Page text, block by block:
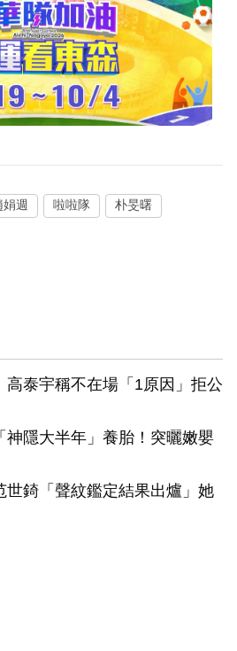
娟週 啦啦隊 朴旻曙
高泰宇稱不在場「1原因」拒公
神隱大半年」養胎！突曬嫩嬰
世錡「聲紋鑑定結果出爐」她